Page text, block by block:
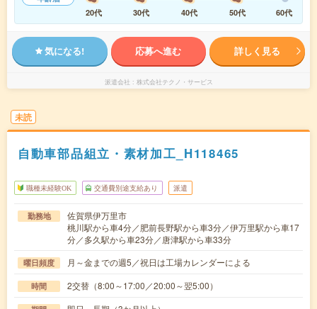
20代
30代 40代 50代 60代
気になる! 応募へ進む 詳しく見る
派遣会社 株式会社テクノ・サービス
未読
自動車部品組立・素材加工_H118465
職種未経験OK 交通費別途支給あり 派遣
勤務地
佐賀県伊万里市
桃川駅から車4分／肥前長野駅から車3分／伊万里駅から車17
分／多久駅から車23分／唐津駅から車33分
曜日頻度 月～金までの週5／祝日は工場カレンダーによる
時間 2交替（8:00～17:00／20:00～翌5:00）